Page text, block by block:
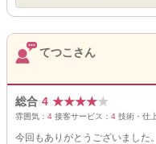
てつこさん
総合 4 ★★★★★
雰囲気： 4 接客サービス： 4 技術・仕
今回もありがとうございました。